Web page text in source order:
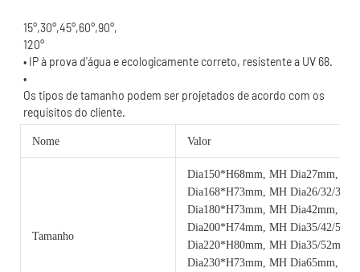
120°
Os tipos de tamanho podem ser projetados de acordo com os
Nome Valor
Tamanho
Dia150*H68mm, MH Dia27mm, 6w
Dia168*H73mm, MH Dia26/32/
Dia180*H73mm, MH Dia42mm,
Dia200*H74mm, MH Dia35/42/
Dia220*H80mm, MH Dia35/52mm,
Dia230*H73mm, MH Dia65mm,